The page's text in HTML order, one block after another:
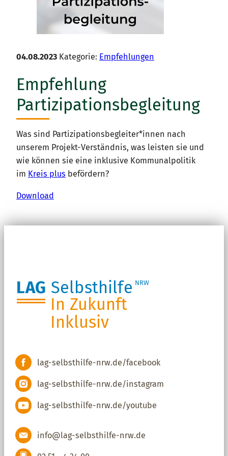
04.08.2023 Kategorie: Empfehlungen
Empfehlung
Partizipations­begleitung
Was sind Partizipationsbegleiter*innen nach
unserem Projekt-Verständnis, was leisten sie und
wie können sie eine inklusive Kommunalpolitik
im Kreis plus befördern?
Download
LAG Selbsthilfe NRW
In Zukunft
Inklusiv
lag-selbsthilfe-nrw.de/facebook
lag-selbsthilfe-nrw.de/instagram
lag-selbsthilfe-nrw.de/youtube
info@lag-selbsthilfe-nrw.de